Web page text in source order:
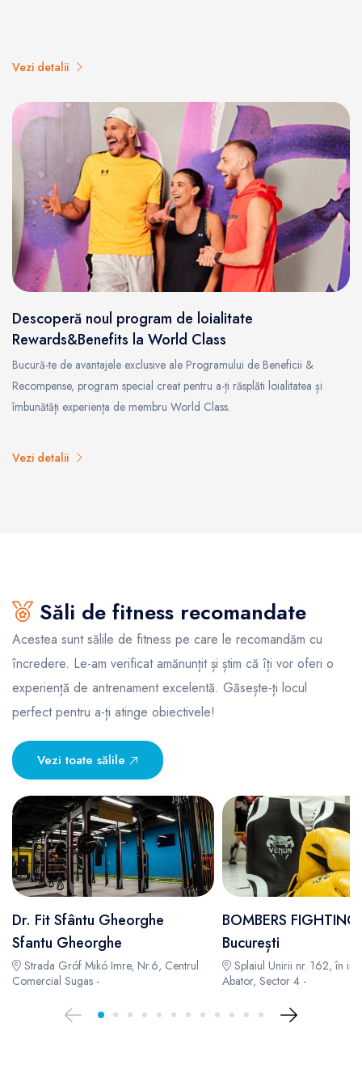
Vezi detalii
Descoperă noul program de loialitate
Rewards&Benefits la World Class
Bucură-te de avantajele exclusive ale Programului de Beneficii &
Recompense, program special creat pentru a-ți răsplăti loialitatea și
îmbunătăți experiența de membru World Class.
Vezi detalii
Săli de fitness recomandate
Acestea sunt sălile de fitness pe care le recomandăm cu
încredere. Le-am verificat amănunțit și știm că îți vor oferi o
experiență de antrenament excelentă. Găsește-ți locul
perfect pentru a-ți atinge obiectivele!
Vezi toate sălile
Dr. Fit Sfântu Gheorghe
Sfantu Gheorghe
Strada Gróf Mikó Imre, Nr.6, Centrul
Comercial Sugas -
BOMBERS
București
Splaiul Unirii nr. 162, în
Abator, Sector 4 -